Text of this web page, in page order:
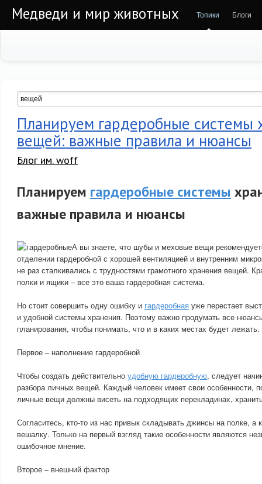
Медведи и мир животных Топики Блоги
Планируем гардеробные системы
вещей: важные правила и нюансы
Блог им. woff
Планируем гардеробные системы
важные правила и нюансы
А вы знаете, что шубы и меховые вещи
отделении гардеробной с хорошей вентиляцией и внутренним
не раз сталкивались с трудностями грамотного хранения вещей.
полки и ящики – все это ваша гардеробная система.
Но стоит совершить одну ошибку и гардеробная уже перестает
и удобной системы хранения. Поэтому важно продумать все
планирования, чтобы понимать, что и в каких местах будет лежать.
Первое – наполнение гардеробной
Чтобы создать действительно удобную гардеробную, следует
разбора личных вещей. Каждый человек имеет свои особенности,
личные вещи должны висеть на подходящих перекладинах,
Согласитесь, кто-то из нас привык складывать джинсы на полке, а
вешалку. Только на первый взгляд такие особенности являются
ошибочное мнение.
Второе – внешний фактор